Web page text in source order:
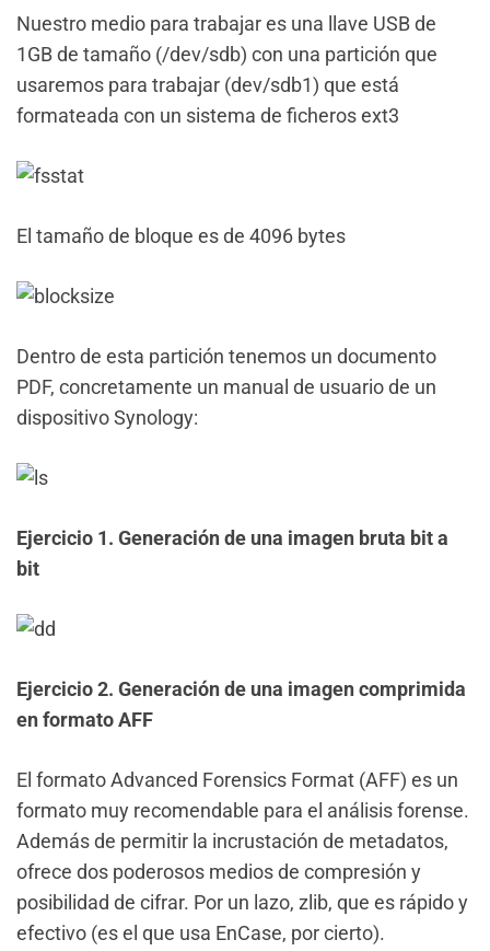
Nuestro medio para trabajar es una llave USB de
1GB de tamaño (/dev/sdb) con una partición que
usaremos para trabajar (dev/sdb1) que está
formateada con un sistema de ficheros ext3
El tamaño de bloque es de 4096 bytes
Dentro de esta partición tenemos un documento
PDF, concretamente un manual de usuario de un
dispositivo Synology:
Ejercicio 1. Generación de una imagen bruta bit a
bit
Ejercicio 2. Generación de una imagen comprimida
en formato AFF
El formato Advanced Forensics Format (AFF) es un
formato muy recomendable para el análisis forense.
Además de permitir la incrustación de metadatos,
ofrece dos poderosos medios de compresión y
posibilidad de cifrar. Por un lazo, zlib, que es rápido y
efectivo (es el que usa EnCase, por cierto).